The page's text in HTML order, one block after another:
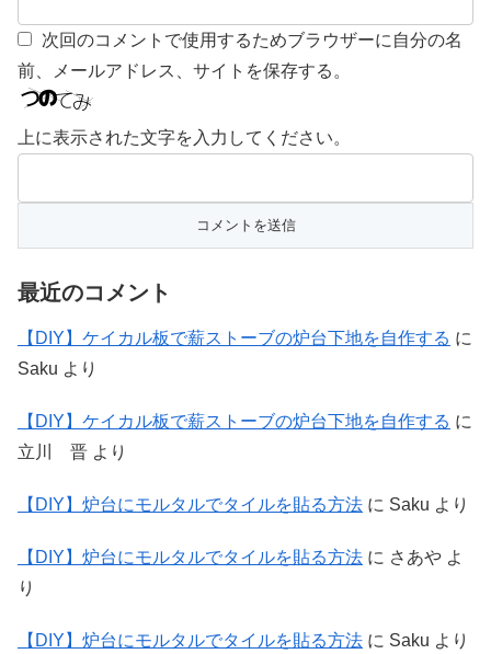
次回のコメントで使用するためブラウザーに自分の名
前、メールアドレス、サイトを保存する。
上に表示された文字を入力してください。
最近のコメント
【DIY】ケイカル板で薪ストーブの炉台下地を自作する に
Saku より
【DIY】ケイカル板で薪ストーブの炉台下地を自作する に
立川 晋 より
【DIY】炉台にモルタルでタイルを貼る方法 に Saku より
【DIY】炉台にモルタルでタイルを貼る方法 に さあや よ
り
【DIY】炉台にモルタルでタイルを貼る方法 に Saku より